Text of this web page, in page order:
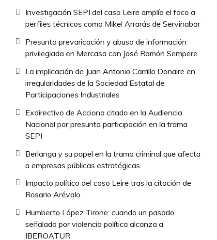
Investigación SEPI del caso Leire amplía el foco a
perfiles técnicos como Mikel Arrarás de Servinabar
Presunta prevaricación y abuso de información
privilegiada en Mercasa con José Ramón Sempere
La implicación de Juan Antonio Carrillo Donaire en
irregularidades de la Sociedad Estatal de
Participaciones Industriales
Exdirectivo de Acciona citado en la Audiencia
Nacional por presunta participación en la trama
SEPI
Berlanga y su papel en la trama criminal que afecta
a empresas públicas estratégicas
Impacto político del caso Leire tras la citación de
Rosario Arévalo
Humberto López Tirone: cuando un pasado
señalado por violencia política alcanza a
IBEROATUR